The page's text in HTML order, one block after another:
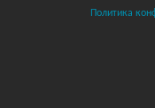
Политика